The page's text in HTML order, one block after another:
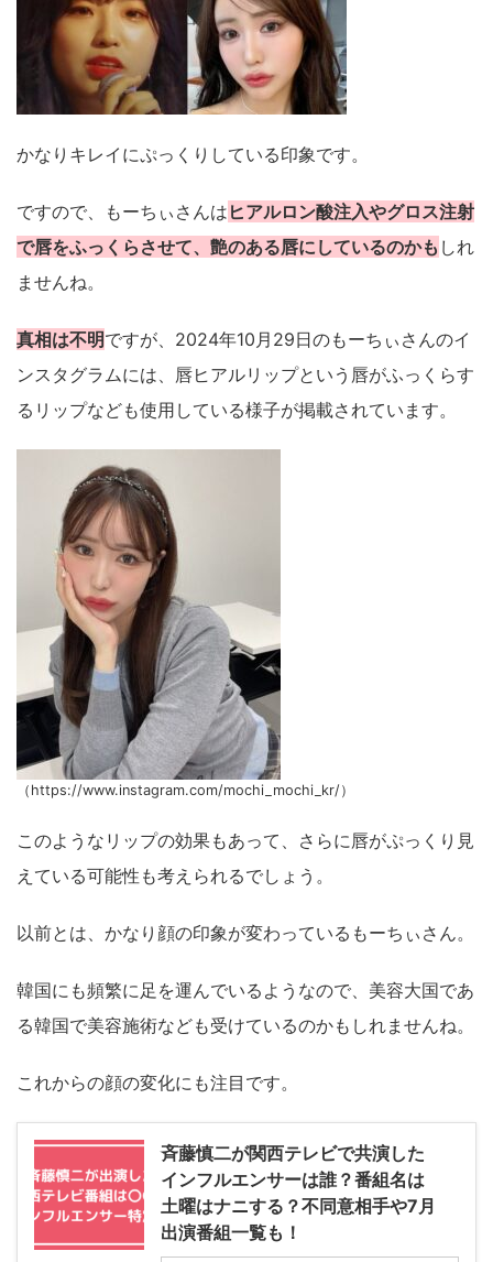
かなりキレイにぷっくりしている印象です。
ですので、もーちぃさんは ヒアルロン酸注入やグロス注射
で唇をふっくらさせて、艶のある唇にしているのかも しれ
ませんね。
真相は不明ですが、2024年10月29日のもーちぃさんのイ
ンスタグラムには、唇ヒアルリップという唇がふっくらす
るリップなども使用している様子が掲載されています。
（https://www.instagram.com/mochi_mochi_kr/）
このようなリップの効果もあって、さらに唇がぷっくり見
えている可能性も考えられるでしょう。
以前とは、かなり顔の印象が変わっているもーちぃさん。
韓国にも頻繁に足を運んでいるようなので、美容大国であ
る韓国で美容施術なども受けているのかもしれませんね。
これからの顔の変化にも注目です。
斉藤慎二が関西テレビで共演した
インフルエンサーは誰？番組名は
土曜はナニする？不同意相手や7月
出演番組一覧も！